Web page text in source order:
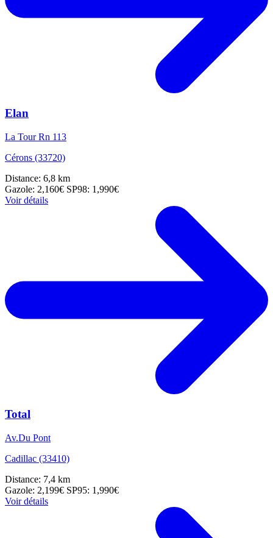
Elan
La Tour Rn 113
Cérons (33720)
Distance: 6,8 km
Gazole: 2,160€ SP98: 1,990€
Voir détails
Total
Av.Du Pont
Cadillac (33410)
Distance: 7,4 km
Gazole: 2,199€ SP95: 1,990€
Voir détails